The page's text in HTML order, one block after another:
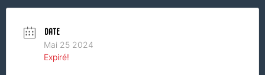
DATE
Mai 25 2024
Expiré!